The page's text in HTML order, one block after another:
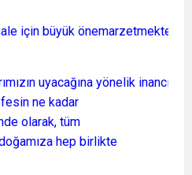
için büyük önemarzetmektedir.
uyacağına yönelik inancımız
ne kadar
olarak, tüm
hep birlikte